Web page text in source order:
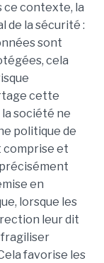
ce contexte, la
de la sécurité :
sont
cela
cette
la société ne
politique de
comprise et
en
lorsque les
leur dit
fragiliser
favorise les